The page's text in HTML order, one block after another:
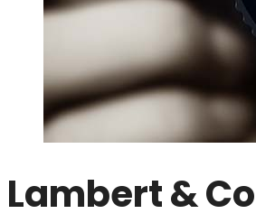
Lambert & Co